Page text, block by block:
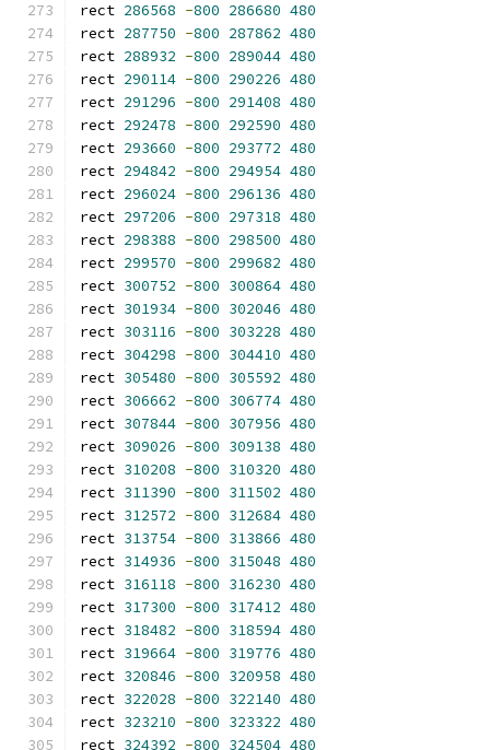
rect 286568 -800 286680 480
rect 287750 -800 287862 480
rect 288932 -800 289044 480
rect 290114 -800 290226 480
rect 291296 -800 291408 480
rect 292478 -800 292590 480
rect 293660 -800 293772 480
rect 294842 -800 294954 480
rect 296024 -800 296136 480
rect 297206 -800 297318 480
rect 298388 -800 298500 480
rect 299570 -800 299682 480
rect 300752 -800 300864 480
rect 301934 -800 302046 480
rect 303116 -800 303228 480
rect 304298 -800 304410 480
rect 305480 -800 305592 480
rect 306662 -800 306774 480
rect 307844 -800 307956 480
rect 309026 -800 309138 480
rect 310208 -800 310320 480
rect 311390 -800 311502 480
rect 312572 -800 312684 480
rect 313754 -800 313866 480
rect 314936 -800 315048 480
rect 316118 -800 316230 480
rect 317300 -800 317412 480
rect 318482 -800 318594 480
rect 319664 -800 319776 480
rect 320846 -800 320958 480
rect 322028 -800 322140 480
rect 323210 -800 323322 480
rect 324392 -800 324504 480